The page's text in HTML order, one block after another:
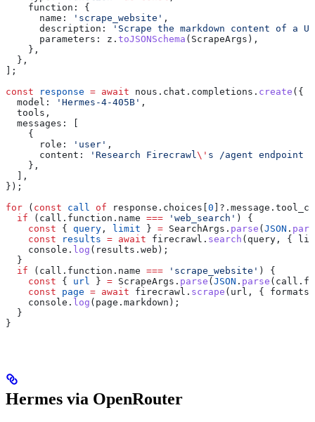
    function:
{
      name:
'scrape_website' ,
      description:
'Scrape the markdown content of a
      parameters:
z . toJSONSchema ( ScrapeArgs ),
    },
  },
];
const response = await nous . chat . completions . create ({
  model:
'Hermes-4-405B' ,
  tools
,
  messages:
    {
      role:
'user' ,
      content:
'Research Firecrawl\' s /agent endpoint
    },
  ],
});
for ( const call of response . choices 0 ]?. message .
  if
( call . function . name === 'web_search' ) {
    const
{ query , limit } = SearchArgs . parse ( JSON .
    const
results = await firecrawl . search ( query , {
    console
. log ( results . web );
  }
  if
( call . function . name === 'scrape_website' ) {
    const
{ url } = ScrapeArgs . parse ( JSON . parse ( call .
    const
page = await firecrawl . scrape ( url , { formats:
    console
. log ( page . markdown );
  }
}
Hermes via OpenRouter